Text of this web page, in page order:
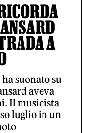
A
suonato su
aveva
Il musicista
luglio in un